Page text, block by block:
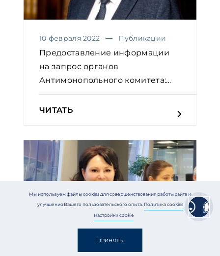
10 февраля 2022 Публикации
Предоставление информации
на запрос органов
Антимонопольного комитета:
практичес...
ЧИТАТЬ
Мы используем файлы cookies для совершенствования работы сайта и
улучшения Вашего пользовательского опыта. Политика cookies
Настройки cookie
ПРИНЯТЬ